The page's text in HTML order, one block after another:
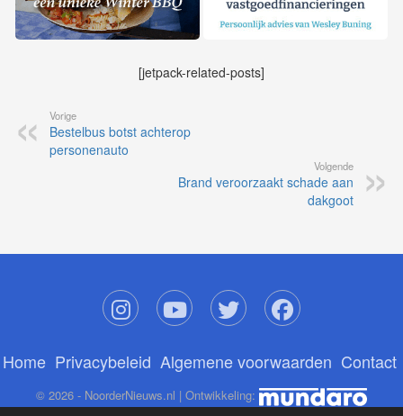
[jetpack-related-posts]
Vorige
Bestelbus botst achterop
personenauto
Volgende
Brand veroorzaakt schade aan
dakgoot
Home Privacybeleid Algemene voorwaarden Contact
© 2026 - NoorderNieuws.nl | Ontwikkeling: